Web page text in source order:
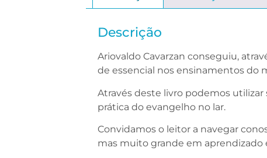
Descrição
Ariovaldo Cavarzan conseguiu,
de essencial nos ensinamentos do
Através deste livro podemos utilizar
prática do evangelho no lar.
Convidamos o leitor a navegar
mas muito grande em aprendizado